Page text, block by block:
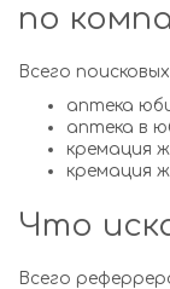
по
Всего
аптека
аптека в
кремация
кремация
Что
Всего